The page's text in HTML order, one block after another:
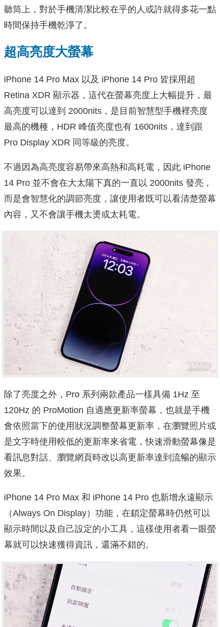
聽筒上，對於手機清潔比較在乎的人或許就得多花一點
時間保持手機乾淨了。
超高亮度大螢幕
iPhone 14 Pro Max 以及 iPhone 14 Pro 皆採用超
Retina XDR 顯示器，這代在螢幕亮度上大幅提升，最
高亮度可以達到 2000nits，是目前智慧型手機裡亮度
最高的機種，HDR 峰值亮度也有 1600nits，達到跟
Pro Display XDR 同等級的亮度。
不過因為高亮度容易帶來高熱和高耗電，因此 iPhone
14 Pro 並不會在大太陽下真的一直以 2000nits 發亮，
而是會智慧化的調節亮度，讓使用者既可以看清楚螢幕
內容，又不會讓手機太燙或太耗電。
除了亮度之外，Pro 系列兩款產品一樣具備 1Hz 至
120Hz 的 ProMotion 自適應更新率螢幕，也就是手機
會依照當下的使用狀況調整螢幕更新率，在瀏覽照片或
是文字時使用較低的更新率來省電，快速滑動螢幕像是
看訊息對話、瀏覽網頁時改以高更新率達到流暢的顯示
效果。
iPhone 14 Pro Max 和 iPhone 14 Pro 也新增永遠顯示
（Always On Display）功能，在鎖定螢幕時仍然可以
顯示時間以及自己設定的小工具，這樣使用者看一眼螢
幕就可以快速獲得資訊，還滿不錯的。